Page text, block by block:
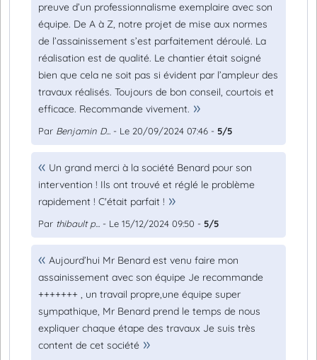
preuve d’un professionnalisme exemplaire avec son
équipe. De A à Z, notre projet de mise aux normes
de l’assainissement s’est parfaitement déroulé. La
réalisation est de qualité. Le chantier était soigné
bien que cela ne soit pas si évident par l’ampleur des
travaux réalisés. Toujours de bon conseil, courtois et
efficace. Recommande vivement.
Par Benjamin D... - Le 20/09/2024 07:46 - 5/5
Un grand merci à la société Benard pour son
intervention ! Ils ont trouvé et réglé le problème
rapidement ! C'était parfait !
Par thibault p... - Le 15/12/2024 09:50 - 5/5
Aujourd’hui Mr Benard est venu faire mon
assainissement avec son équipe Je recommande
+++++++ , un travail propre,une équipe super
sympathique, Mr Benard prend le temps de nous
expliquer chaque étape des travaux Je suis très
content de cet société